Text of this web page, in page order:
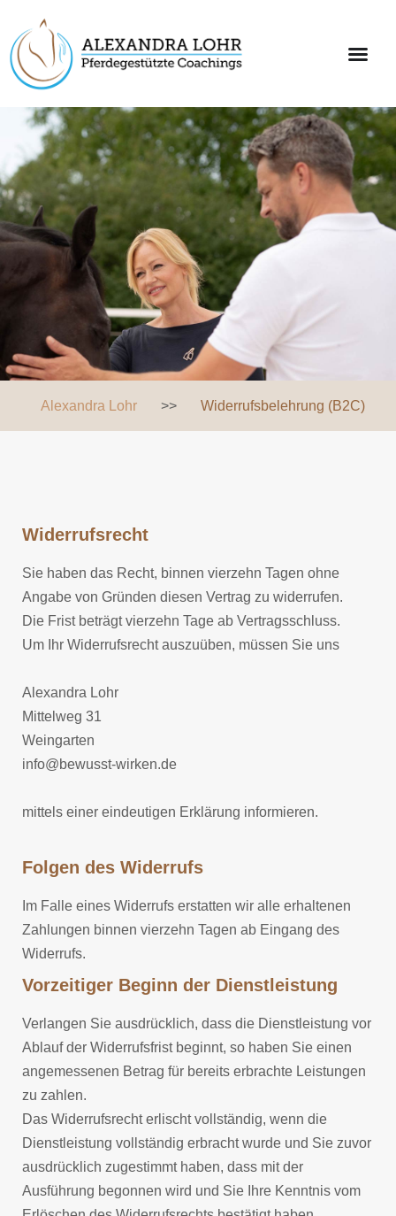
Alexandra Lohr >> Widerrufsbelehrung (B2C)
Widerrufsrecht
Sie haben das Recht, binnen vierzehn Tagen ohne
Angabe von Gründen diesen Vertrag zu widerrufen.
Die Frist beträgt vierzehn Tage ab Vertragsschluss.
Um Ihr Widerrufsrecht auszuüben, müssen Sie uns
Alexandra Lohr
Mittelweg 31
Weingarten
info@bewusst-wirken.de
mittels einer eindeutigen Erklärung informieren.
Folgen des Widerrufs
Im Falle eines Widerrufs erstatten wir alle erhaltenen
Zahlungen binnen vierzehn Tagen ab Eingang des
Widerrufs.
Vorzeitiger Beginn der Dienstleistung
Verlangen Sie ausdrücklich, dass die Dienstleistung vor
Ablauf der Widerrufsfrist beginnt, so haben Sie einen
angemessenen Betrag für bereits erbrachte Leistungen
zu zahlen.
Das Widerrufsrecht erlischt vollständig, wenn die
Dienstleistung vollständig erbracht wurde und Sie zuvor
ausdrücklich zugestimmt haben, dass mit der
Ausführung begonnen wird und Sie Ihre Kenntnis vom